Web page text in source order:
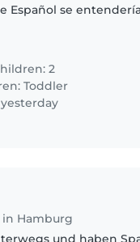
Español se
2
Toddler
Hamburg
und haben